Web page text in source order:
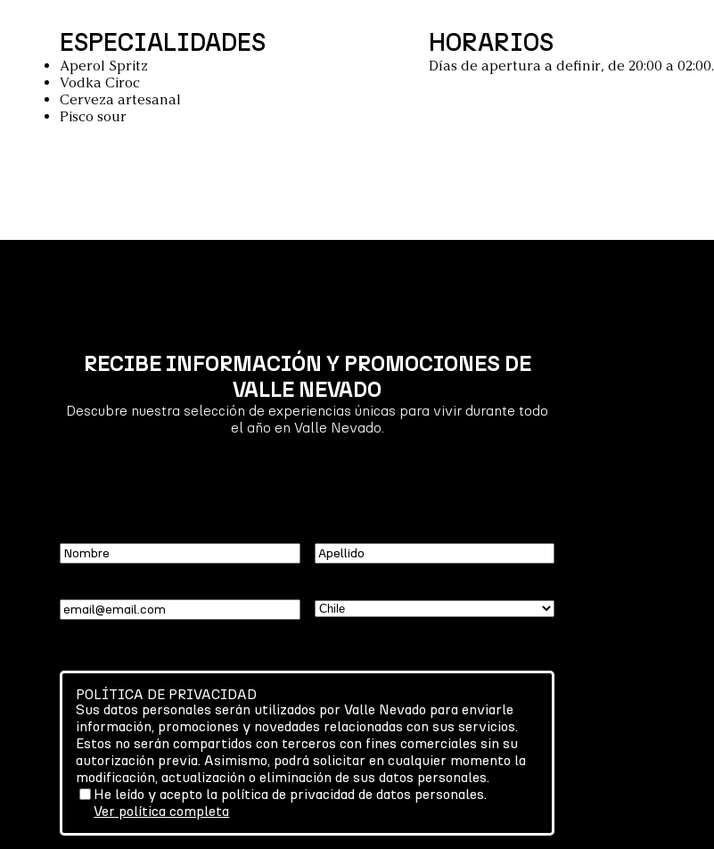
ESPECIALIDADES
Aperol Spritz
Vodka Ciroc
Cerveza artesanal
Pisco sour
HORARIOS
Días de apertura a definir, de 20:00 a 02:00.
RECIBE INFORMACIÓN Y PROMOCIONES DE
VALLE NEVADO
Descubre nuestra selección de experiencias únicas para vivir durante todo
el año en Valle Nevado.
Nombre Apellido
Email(Required) País(Required)
POLÍTICA DE PRIVACIDAD
Sus datos personales serán utilizados por Valle Nevado para enviarle
información, promociones y novedades relacionadas con sus servicios.
Estos no serán compartidos con terceros con fines comerciales sin su
autorización previa. Asimismo, podrá solicitar en cualquier momento la
modificación, actualización o eliminación de sus datos personales.
He leído y acepto la política de privacidad de datos personales.
Ver política completa